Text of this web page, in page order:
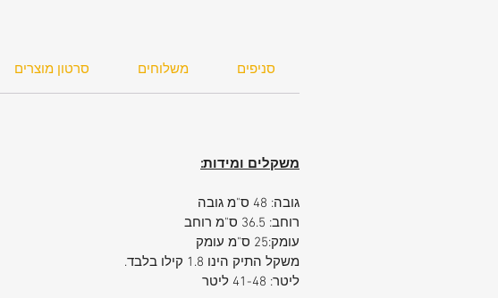
סרטון מוצרים משלוחים סניפים
משקלים ומידות:
גובה: 48 ס"מ גובה
רוחב: 36.5 ס"מ רוחב
עומק:25 ס"מ עומק
משקל התיק הינו 1.8 קילו בלבד.
ליטר: 41-48 ליטר